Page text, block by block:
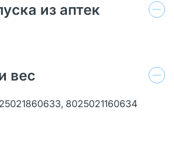
из аптек
вес
8025021160634